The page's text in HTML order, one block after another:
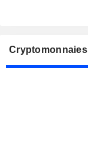
Cryptomonnaies